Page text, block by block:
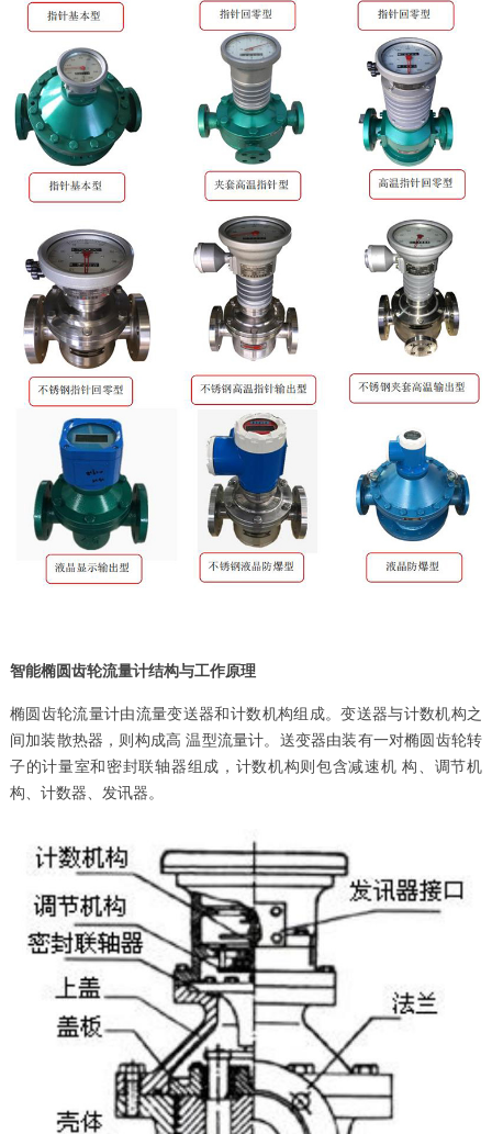
智能椭圆齿轮流量计结构与工作原理
椭圆齿轮流量计由流量变送器和计数机构组成。变送器与计数机构之
间加装散热器，则构成高 温型流量计。送变器由装有一对椭圆齿轮转
子的计量室和密封联轴器组成，计数机构则包含减速机 构、调节机
构、计数器、发讯器。